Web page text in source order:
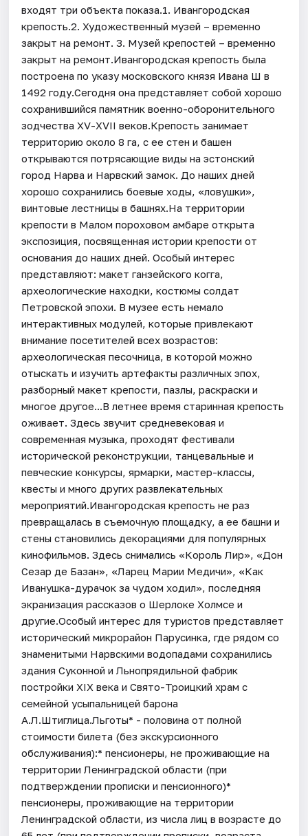
входят три объекта показа.1. Ивангородская
крепость.2. Художественный музей – временно
закрыт на ремонт. 3. Музей крепостей – временно
закрыт на ремонт.Ивангородская крепость была
построена по указу московского князя Ивана Ш в
1492 году.Сегодня она представляет собой хорошо
сохранившийся памятник военно-оборонительного
зодчества XV-XVII веков.Крепость занимает
территорию около 8 га, с ее стен и башен
открываются потрясающие виды на эстонский
город Нарва и Нарвский замок. До наших дней
хорошо сохранились боевые ходы, «ловушки»,
винтовые лестницы в башнях.На территории
крепости в Малом пороховом амбаре открыта
экспозиция, посвященная истории крепости от
основания до наших дней. Особый интерес
представляют: макет ганзейского когга,
археологические находки, костюмы солдат
Петровской эпохи. В музее есть немало
интерактивных модулей, которые привлекают
внимание посетителей всех возрастов:
археологическая песочница, в которой можно
отыскать и изучить артефакты различных эпох,
разборный макет крепости, пазлы, раскраски и
многое другое...В летнее время старинная крепость
оживает. Здесь звучит средневековая и
современная музыка, проходят фестивали
исторической реконструкции, танцевальные и
певческие конкурсы, ярмарки, мастер-классы,
квесты и много других развлекательных
мероприятий.Ивангородская крепость не раз
превращалась в съемочную площадку, а ее башни и
стены становились декорациями для популярных
кинофильмов. Здесь снимались «Король Лир», «Дон
Сезар де Базан», «Ларец Марии Медичи», «Как
Иванушка-дурачок за чудом ходил», последняя
экранизация рассказов о Шерлоке Холмсе и
другие.Особый интерес для туристов представляет
исторический микрорайон Парусинка, где рядом со
знаменитыми Нарвскими водопадами сохранились
здания Суконной и Льнопрядильной фабрик
постройки XIX века и Свято-Троицкий храм с
семейной усыпальницей барона
А.Л.Штиглица.Льготы* - половина от полной
стоимости билета (без экскурсионного
обслуживания):* пенсионеры, не проживающие на
территории Ленинградской области (при
подтверждении прописки и пенсионного)*
пенсионеры, проживающие на территории
Ленинградской области, из числа лиц в возрасте до